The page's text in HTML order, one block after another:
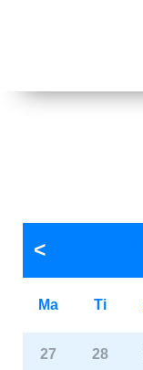
Ma Ti
27 28